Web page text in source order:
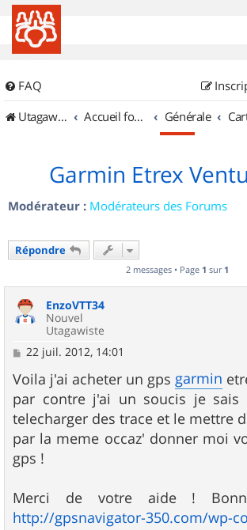
FAQ
UtagawaVTT (Randos VTT et VTTAE avec traces GPS)
Accueil forum Générale
Garmin Etrex
Modérateur : Modérateurs des Forums
Répondre
2 messages • Page 1 sur 1
EnzoVTT34
Nouvel
Utagawiste
M
s
s
a
g
e
22 juil. 2012, 14:01
Voila j'ai acheter un gps garmin
par contre j'ai un soucis je sais
telecharger des trace et le mettre
par la meme occaz' donner moi
gps !
Merci de votre aide !
http://gpsnavigator-350.com/